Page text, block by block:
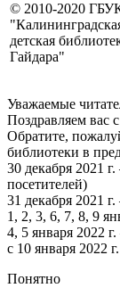
© 2010-2020
детская
Гайдара"
Уважаемые
Поздравляем
Обратите,
библиотеки в
30 декабря 2021
посетителей)
31 декабря 2021
1, 2, 3, 6, 7, 8, 9
4, 5 января 2022
с 10 января 2022
Понятно